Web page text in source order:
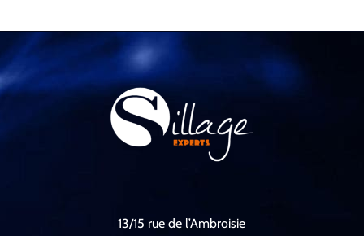
13/15 rue de l’Ambroisie